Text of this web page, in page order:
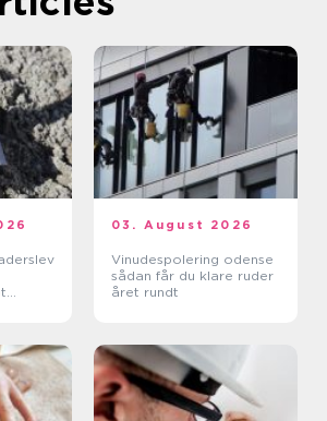
03. August 2026
Vinudespolering odense
sådan får du klare ruder
året rundt